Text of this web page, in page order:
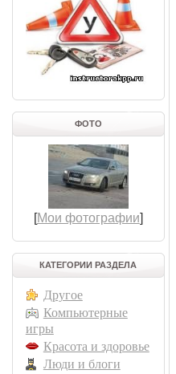
ФОТО
[Мои фотографии]
КАТЕГОРИИ РАЗДЕЛА
Другое
Компьютерные
игры
Красота и здоровье
Люди и блоги